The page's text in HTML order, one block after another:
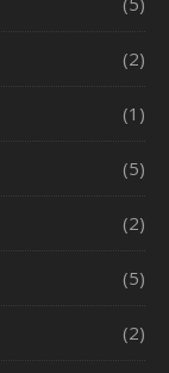
(2)
(1)
(5)
(2)
(5)
(2)